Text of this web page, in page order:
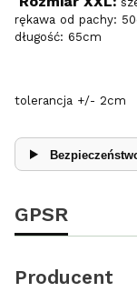
rękawa od pachy:
długość: 65cm
tolerancja +/- 2cm
GPSR
Producent